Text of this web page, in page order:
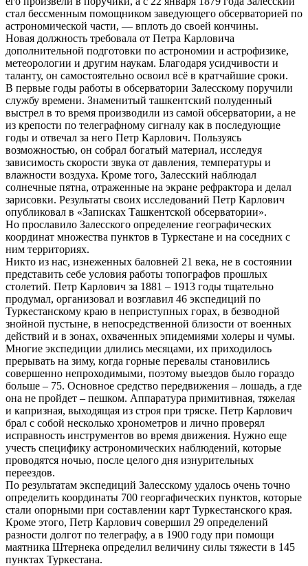
стал бессменным помощником заведующего обсерваторией по
астрономической части, — вплоть до своей кончины.
Новая должность требовала от Петра Карловича
дополнительной подготовки по астрономии и астрофизике,
метеорологии и другим наукам. Благодаря усидчивости и
таланту, он самостоятельно освоил всё в кратчайшие сроки.
В первые годы работы в обсерватории Залесскому поручили
службу времени. Знаменитый ташкентский полуденный
выстрел в то время производили из самой обсерватории, а не
из крепости по телеграфному сигналу как в последующие
годы и отвечал за него Петр Карлович. Пользуясь
возможностью, он собрал богатый материал, исследуя
зависимость скорости звука от давления, температуры и
влажности воздуха. Кроме того, Залесский наблюдал
солнечные пятна, отраженные на экране рефрактора и делал
зарисовки. Результаты своих исследований Петр Карлович
опубликовал в «Записках Ташкентской обсерватории».
Но прославило Залесского определение географических
координат множества пунктов в Туркестане и на соседних с
ним территориях.
Никто из нас, изнеженных баловней 21 века, не в состоянии
представить себе условия работы топографов прошлых
столетий. Петр Карлович за 1881 – 1913 годы тщательно
продумал, организовал и возглавил 46 экспедиций по
Туркестанскому краю в неприступных горах, в безводной
знойной пустыне, в непосредственной близости от военных
действий и в зонах, охваченных эпидемиями холеры и чумы.
Многие экспедиции длились месяцами, их приходилось
прерывать на зиму, когда горные перевалы становились
совершенно непроходимыми, поэтому выездов было гораздо
больше – 75. Основное средство передвижения – лошадь, а где
она не пройдет – пешком. Аппаратура примитивная, тяжелая
и капризная, выходящая из строя при тряске. Петр Карлович
брал с собой несколько хронометров и лично проверял
исправность инструментов во время движения. Нужно еще
учесть специфику астрономических наблюдений, которые
проводятся ночью, после целого дня изнурительных
переездов.
По результатам экспедиций Залесскому удалось очень точно
определить координаты 700 георгафических пунктов, которые
стали опорными при составлении карт Туркестанского края.
Кроме этого, Петр Карлович совершил 29 определений
разности долгот по телеграфу, а в 1900 году при помощи
маятника Штернека определил величину силы тяжести в 145
пунктах Туркестана.